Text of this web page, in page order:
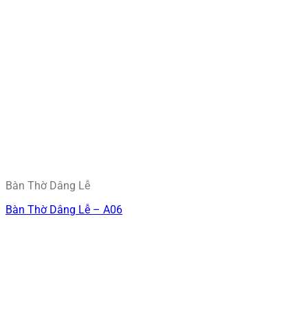
Bàn Thờ Dâng Lễ
Bàn Thờ Dâng Lễ – A06